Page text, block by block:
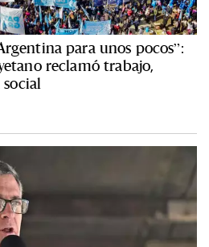
para unos pocos”:
reclamó trabajo,